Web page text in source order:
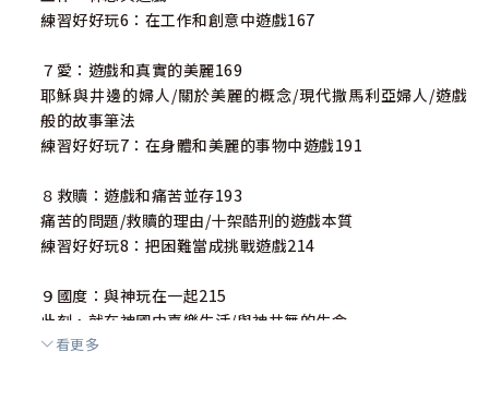
練習好好玩6：在工作和創意中遊戲167
７愛：遊戲和真實的美麗169
耶穌與井邊的婦人/關於美麗的概念/現代撒馬利亞婦人/遊戲
般的故事筆法
練習好好玩7：在身體和美麗的事物中遊戲191
８救贖：遊戲和痛苦並存193
痛苦的問題/救贖的理由/十架酷刑的遊戲本質
練習好好玩8：把困難當成挑戰遊戲214
９國度：與神玩在一起215
此刻，就在神國中喜樂生活/與神共舞的生命
練習好好玩9：想像把神國從未來搬到現在241
看更多